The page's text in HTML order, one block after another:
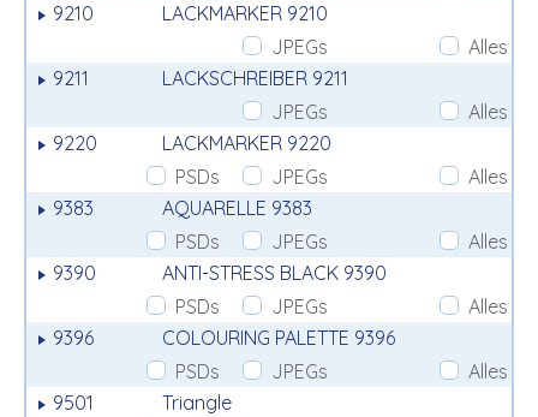
9210
LACKMARKER 9210
JPEGs
Alles
9211
LACKSCHREIBER 9211
JPEGs
Alles
9220
LACKMARKER 9220
PSDs
JPEGs
Alles
9383
AQUARELLE 9383
PSDs
JPEGs
Alles
9390
ANTI-STRESS BLACK 9390
PSDs
JPEGs
Alles
9396
COLOURING PALETTE 9396
PSDs
JPEGs
Alles
9501
Triangle